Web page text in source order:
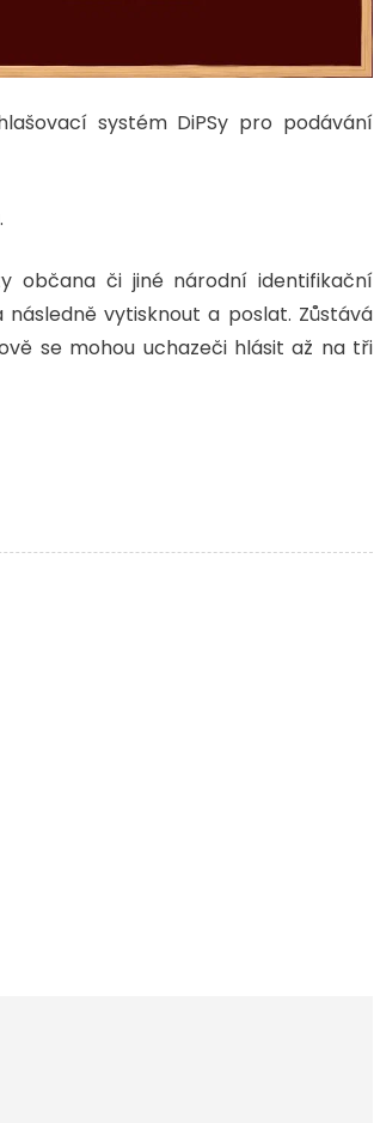
systém DiPSy pro podávání
občana či jiné národní identifikační
vytisknout a poslat. Zůstává
se mohou uchazeči hlásit až na tři